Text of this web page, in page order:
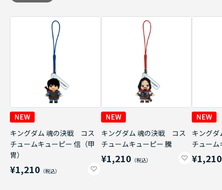
キングダム 魂の決戦 コス
チュームキューピー 信（甲
冑）
¥1,210
キングダム 魂の決戦 コス
チュームキューピー 騰
¥1,210
キング
チューム
¥1,210